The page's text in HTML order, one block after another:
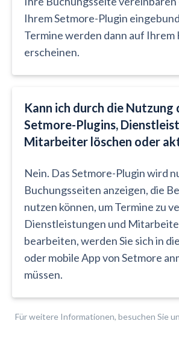
Ihrem Setmore-Plugin
Termine werden dann auf Ihrem
erscheinen.
Kann ich durch die Nutzung
Setmore-Plugins,
Mitarbeiter löschen oder
Nein. Das Setmore-Plugin wird
Buchungsseiten anzeigen, die
nutzen können, um Termine zu
Dienstleistungen und
bearbeiten, werden Sie sich in
oder mobile App von Setmore
müssen.
Für weitere Informationen, besuchen Sie